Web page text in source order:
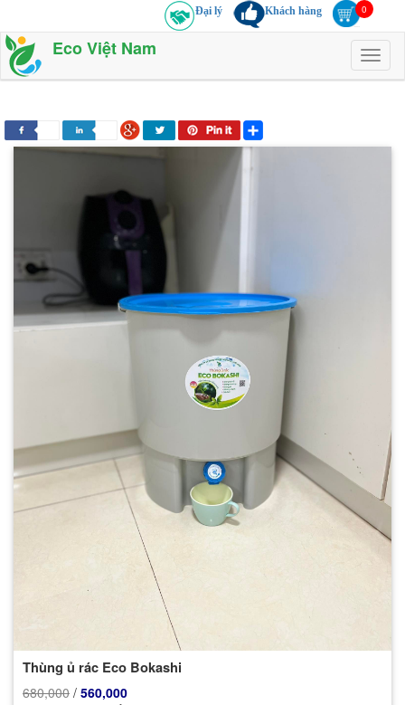
Đại lý Khách hàng
Eco Việt Nam
Thùng ủ rác Eco Bokashi
680,000 / 560,000